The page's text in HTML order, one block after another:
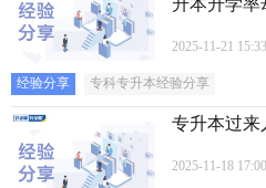
2025-11-21 15:33
经验分享 专科专升本经验分享
专升本过来
2025-11-18 17:00